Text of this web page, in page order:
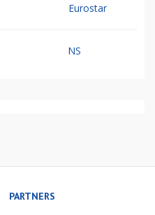
Eurostar
NS
PARTNERS